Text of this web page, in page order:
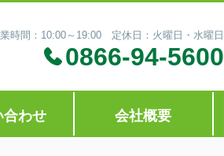
時間：10:00～19:00 定休日：火曜日・水曜日
0866-94-5600
合わせ 会社概要